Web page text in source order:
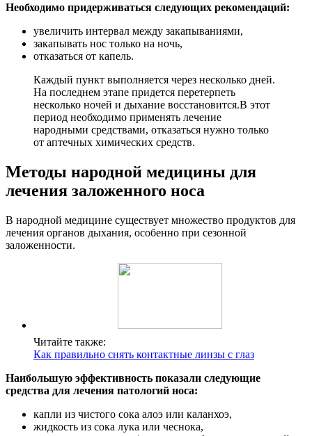
Необходимо придерживаться следующих рекомендаций:
увеличить интервал между закапываниями,
закапывать нос только на ночь,
отказаться от капель.
Каждый пункт выполняется через несколько дней.
На последнем этапе придется перетерпеть
несколько ночей и дыхание восстановится.В этот
период необходимо применять лечение
народными средствами, отказаться нужно только
от аптечных химических средств.
Методы народной медицины для
лечения заложенного носа
В народной медицине существует множество продуктов для
лечения органов дыхания, особенно при сезонной
заложенности.
Читайте также:
Как правильно снять контактные линзы с глаз
Наибольшую эффективность показали следующие
средства для лечения патологий носа:
капли из чистого сока алоэ или каланхоэ,
жидкость из сока лука или чеснока,